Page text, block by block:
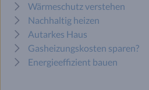
Wärmeschutz verstehen
Nachhaltig heizen
Autarkes Haus
Gasheizungskosten sparen?
Energieeffizient bauen